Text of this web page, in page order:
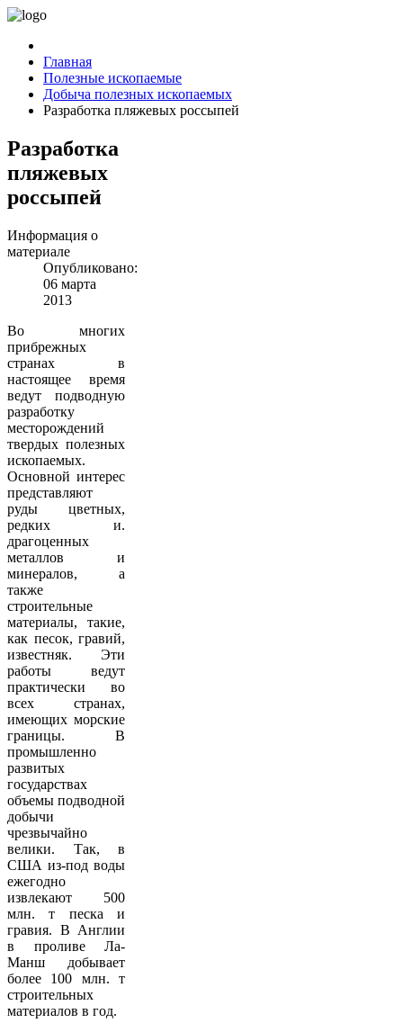
Главная
Полезные ископаемые
Добыча полезных ископаемых
Разработка пляжевых россыпей
Разработка
пляжевых
россыпей
Информация о
материале
Опубликовано:
06 марта
2013
Во многих
прибрежных
странах в
настоящее время
ведут подводную
разработку
месторождений
твердых полезных
ископаемых.
Основной интерес
представляют
руды цветных,
редких и.
драгоценных
металлов и
минералов, а
также
строительные
материалы, такие,
как песок, гравий,
известняк. Эти
работы ведут
практически во
всех странах,
имеющих морские
границы. В
промышленно
развитых
государствах
объемы подводной
добычи
чрезвычайно
велики. Так, в
США из-под воды
ежегодно
извлекают 500
млн. т песка и
гравия. В Англии
в проливе Ла-
Манш добывает
более 100 млн. т
строительных
материалов в год.